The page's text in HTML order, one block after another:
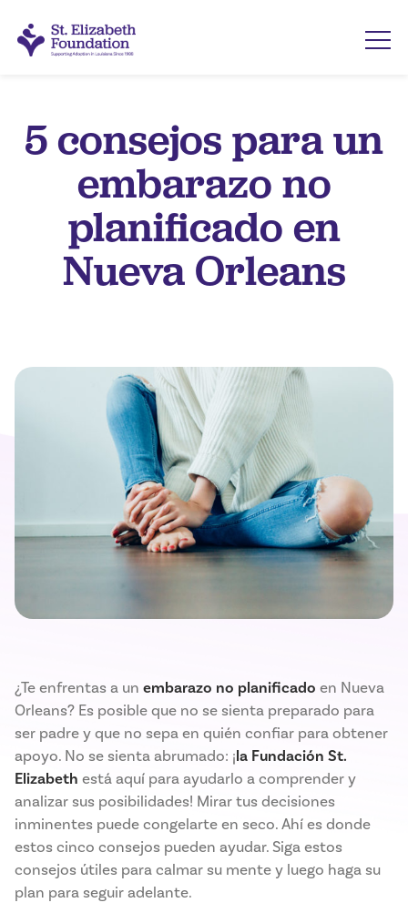
5 consejos para un
embarazo no
planificado en
Nueva Orleans
¿Te enfrentas a un embarazo no planificado en Nueva
Orleans? Es posible que no se sienta preparado para
ser padre y que no sepa en quién confiar para obtener
apoyo. No se sienta abrumado: ¡la Fundación St.
Elizabeth está aquí para ayudarlo a comprender y
analizar sus posibilidades! Mirar tus decisiones
inminentes puede congelarte en seco. Ahí es donde
estos cinco consejos pueden ayudar. Siga estos
consejos útiles para calmar su mente y luego haga su
plan para seguir adelante.